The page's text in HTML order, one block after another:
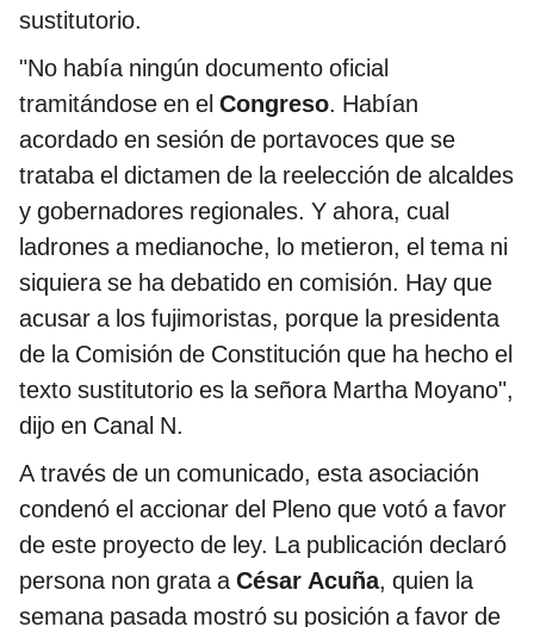
sustitutorio.
"No había ningún documento oficial
tramitándose en el Congreso. Habían
acordado en sesión de portavoces que se
trataba el dictamen de la reelección de alcaldes
y gobernadores regionales. Y ahora, cual
ladrones a medianoche, lo metieron, el tema ni
siquiera se ha debatido en comisión. Hay que
acusar a los fujimoristas, porque la presidenta
de la Comisión de Constitución que ha hecho el
texto sustitutorio es la señora Martha Moyano",
dijo en Canal N.
A través de un comunicado, esta asociación
condenó el accionar del Pleno que votó a favor
de este proyecto de ley. La publicación declaró
persona non grata a César Acuña, quien la
semana pasada mostró su posición a favor de